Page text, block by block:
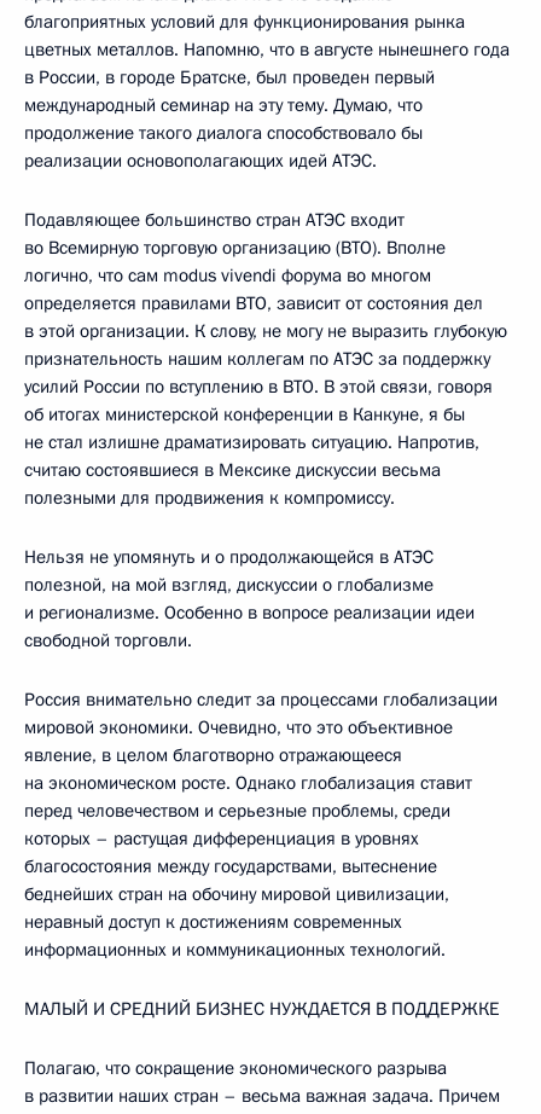
благоприятных условий для функционирования рынка
цветных металлов. Напомню, что в августе нынешнего года
в России, в городе Братске, был проведен первый
международный семинар на эту тему. Думаю, что
продолжение такого диалога способствовало бы
реализации основополагающих идей АТЭС.
Подавляющее большинство стран АТЭС входит
во Всемирную торговую организацию (ВТО). Вполне
логично, что сам modus vivendi форума во многом
определяется правилами ВТО, зависит от состояния дел
в этой организации. К слову, не могу не выразить глубокую
признательность нашим коллегам по АТЭС за поддержку
усилий России по вступлению в ВТО. В этой связи, говоря
об итогах министерской конференции в Канкуне, я бы
не стал излишне драматизировать ситуацию. Напротив,
считаю состоявшиеся в Мексике дискуссии весьма
полезными для продвижения к компромиссу.
Нельзя не упомянуть и о продолжающейся в АТЭС
полезной, на мой взгляд, дискуссии о глобализме
и регионализме. Особенно в вопросе реализации идеи
свободной торговли.
Россия внимательно следит за процессами глобализации
мировой экономики. Очевидно, что это объективное
явление, в целом благотворно отражающееся
на экономическом росте. Однако глобализация ставит
перед человечеством и серьезные проблемы, среди
которых – растущая дифференциация в уровнях
благосостояния между государствами, вытеснение
беднейших стран на обочину мировой цивилизации,
неравный доступ к достижениям современных
информационных и коммуникационных технологий.
МАЛЫЙ И СРЕДНИЙ БИЗНЕС НУЖДАЕТСЯ В ПОДДЕРЖКЕ
Полагаю, что сокращение экономического разрыва
в развитии наших стран – весьма важная задача. Причем